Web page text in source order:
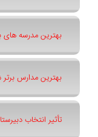
بهترین مدرسه های
بهترین مدارس
تأثیر انتخاب